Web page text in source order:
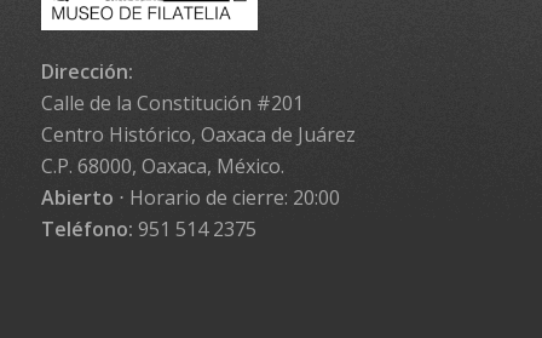
Dirección:
Calle de la Constitución #201
Centro Histórico, Oaxaca de Juárez
C.P. 68000, Oaxaca, México.
Abierto ⋅ Horario de cierre: 20:00
Teléfono: 951 514 2375